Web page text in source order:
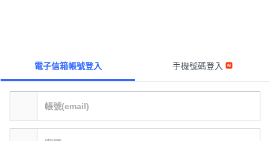
電子信箱帳號登入 手機號碼登入